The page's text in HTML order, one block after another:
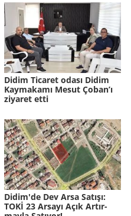
Didim Ticaret odası Didim
Kaymakamı Mesut Çoban’ı
ziyaret etti
Didim'de Dev Arsa Sa­tı­şı:
TOKİ 23 Ar­sa­yı Açık Ar­tır­